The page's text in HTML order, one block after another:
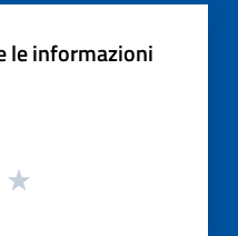
le informazioni